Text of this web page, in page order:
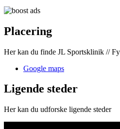
Placering
Her kan du finde JL Sportsklinik //
Google maps
Ligende steder
Her kan du udforske ligende steder